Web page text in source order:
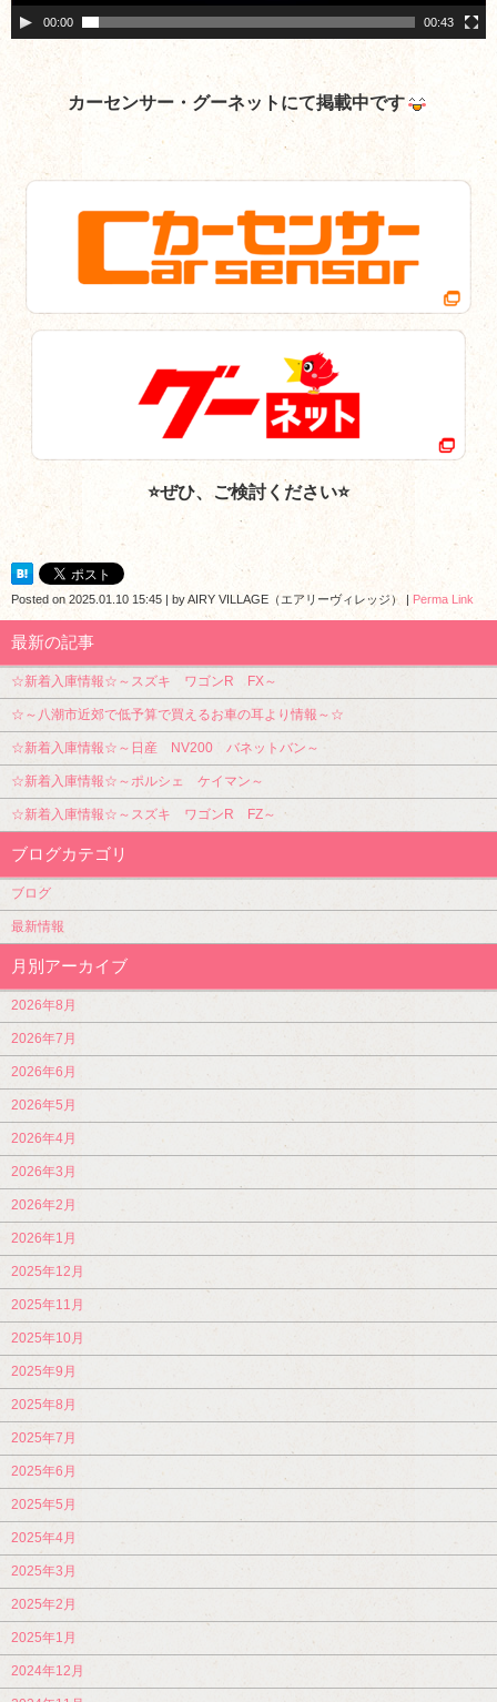
00:00 00:43
カーセンサー・ グーネットにて掲載中です
⭐ぜひ、ご検討ください⭐
Posted on 2025.01.10 15:45 | byAIRY VILLAGE（エアリーヴィレッジ） | Perma Link
最新の記事
☆新着入庫情報☆～スズキ ワゴンR FX～
☆～八潮市近郊で低予算で買えるお車の耳より情報～☆
☆新着入庫情報☆～日産 NV200 バネットバン～
☆新着入庫情報☆～ポルシェ ケイマン～
☆新着入庫情報☆～スズキ ワゴンR FZ～
ブログカテゴリ
ブログ
最新情報
月別アーカイブ
2026年8月
2026年7月
2026年6月
2026年5月
2026年4月
2026年3月
2026年2月
2026年1月
2025年12月
2025年11月
2025年10月
2025年9月
2025年8月
2025年7月
2025年6月
2025年5月
2025年4月
2025年3月
2025年2月
2025年1月
2024年12月